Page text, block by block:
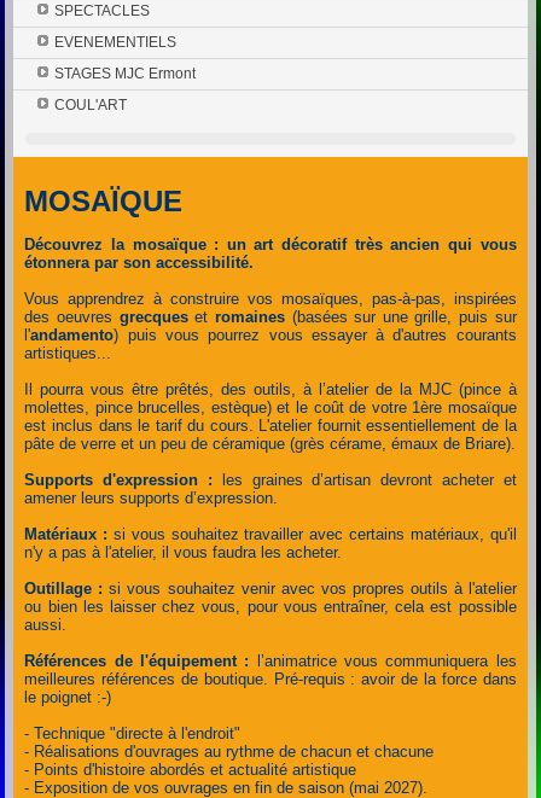
SPECTACLES
EVENEMENTIELS
STAGES MJC Ermont
COUL'ART
MOSAÏQUE
Découvrez la mosaïque : un art décoratif très ancien qui vous
étonnera par son accessibilité.
Vous apprendrez à construire vos mosaïques, pas-à-pas, inspirées
des oeuvres grecqueset romaines (basées sur une grille, puis sur
l'andamento) puis vous pourrez vous essayer à d'autres courants
artistiques...
Il pourra vous être prêtés, des outils, à l’atelier de la MJC (pince à
molettes, pince brucelles, estèque) et le coût de votre 1ère mosaïque
est inclus dans le tarif du cours.
L'atelier fournit essentiellement de la
pâte de verre et un peu de céramique (grès cérame, émaux de Briare).
Supports d'expression : les graines d’artisan devront acheter et
amener leurs supports d’expression.
Matériaux : si vous souhaitez travailler avec certains matériaux, qu'il
n'y a pas à l'atelier, il vous faudra les acheter.
Outillage : si vous souhaitez venir avec vos propres outils à l'atelier
ou bien les laisser chez vous, pour vous entraîner, cela est possible
aussi.
Références de l'équipement : l’animatrice vous communiquera les
meilleures références de boutique. Pré-requis : avoir de la force dans
le poignet :-)
- Technique "directe à l'endroit"
- Réalisations d'ouvrages au rythme de chacun et chacune
- Points d'histoire abordés et actualité artistique
- Exposition de vos ouvrages en fin de saison (mai 2027).